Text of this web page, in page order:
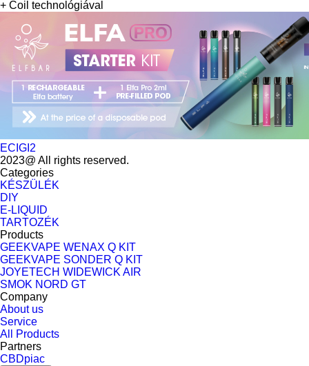
+ Coil technológiával
ECIGI2
2023@ All rights reserved.
Categories
KÉSZÜLÉK
DIY
E-LIQUID
TARTOZÉK
Products
GEEKVAPE WENAX Q KIT
GEEKVAPE SONDER Q KIT
JOYETECH WIDEWICK AIR
SMOK NORD GT
Company
About us
Service
All Products
Partners
CBDpiac